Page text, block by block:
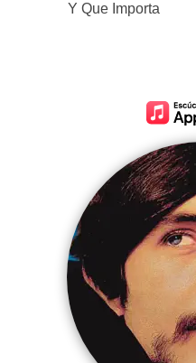
Y Que Importa